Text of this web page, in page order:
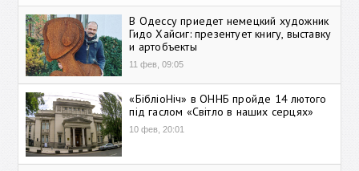
В Одессу приедет немецкий художник
Гидо Хайсиг: презентует книгу, выставку
и артобъекты
11 фев, 09:05
«БібліоНіч» в ОННБ пройде 14 лютого
під гаслом «Світло в наших серцях»
10 фев, 20:01